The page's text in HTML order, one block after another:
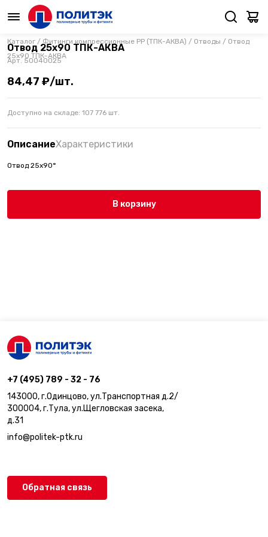
Каталог / Фитинги компрессионные PP (ТПК-АКВА) / Отводы / Отвод
25х90 ТПК-АКВА
Отвод 25х90 ТПК-АКВА
Арт. 50040025
84,47 ₽/шт.
Доступно на складе: 107 776 шт.
ОписаниеХарактеристики
Отвод 25х90°
В корзину
+7 (495) 789 - 32 - 76
143000, г.Одинцово, ул.Транспортная д.2/
300004, г.Тула, ул.Щегловская засека,
д.31
info@politek-ptk.ru
Обратная связь